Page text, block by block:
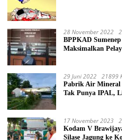
28 November 2022
BPPKAD
Maksimalkan
29 Juni 2022 21899
Pabrik Air Mineral
Tak Punya IPAL,
17 November 2023
Kodam V
Silase Jagung ke